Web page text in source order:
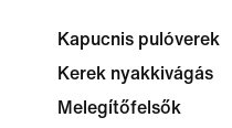
Kapucnis pulóverek
Kerek nyakkivágás
Melegítőfelsők